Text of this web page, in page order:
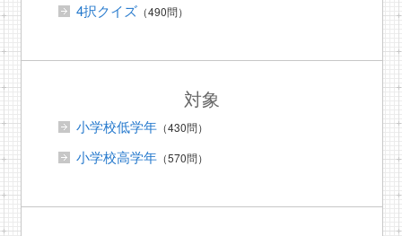
4択クイズ（490問）
対象
小学校低学年（430問）
小学校高学年（570問）